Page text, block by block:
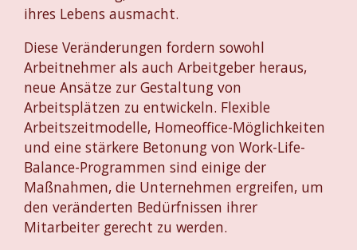
ihres Lebens ausmacht.
Diese Veränderungen fordern sowohl
Arbeitnehmer als auch Arbeitgeber heraus,
neue Ansätze zur Gestaltung von
Arbeitsplätzen zu entwickeln. Flexible
Arbeitszeitmodelle, Homeoffice-Möglichkeiten
und eine stärkere Betonung von Work-Life-
Balance-Programmen sind einige der
Maßnahmen, die Unternehmen ergreifen, um
den veränderten Bedürfnissen ihrer
Mitarbeiter gerecht zu werden.